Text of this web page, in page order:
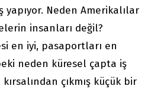
yapıyor. Neden Amerikalılar
insanları değil?
en iyi, pasaportları en
neden küresel çapta iş
çıkmış küçük bir